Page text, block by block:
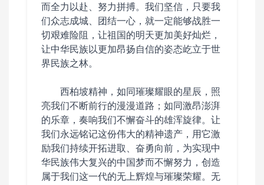
而全力以赴、努力拼搏。我们坚信，只要我
们众志成城、团结一心，就一定能够战胜一
切艰难险阻，让祖国的明天更加美好灿烂，
让中华民族以更加昂扬自信的姿态屹立于世
界民族之林。
西柏坡精神，如同璀璨耀眼的星辰，照
亮我们不断前行的漫漫道路；如同激昂澎湃
的乐章，奏响我们不懈奋斗的雄浑旋律。让
我们永远铭记这份伟大的精神遗产，用它激
励我们持续开拓进取、奋勇向前，为实现中
华民族伟大复兴的中国梦而不懈努力，创造
属于我们这一代的无上辉煌与璀璨荣耀。无